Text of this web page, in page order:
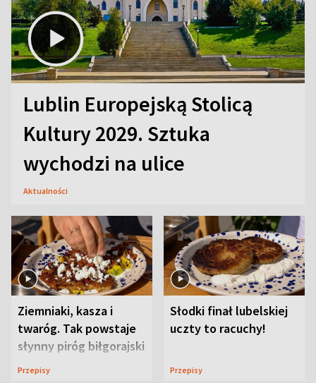
Lublin Europejską Stolicą
Kultury 2029. Sztuka
wychodzi na ulice
Aktualności
Ziemniaki, kasza i
twaróg. Tak powstaje
słynny piróg biłgorajski
Przepisy
Słodki finał lubelskiej
uczty to racuchy!
Przepisy